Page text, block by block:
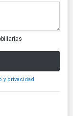
y privacidad